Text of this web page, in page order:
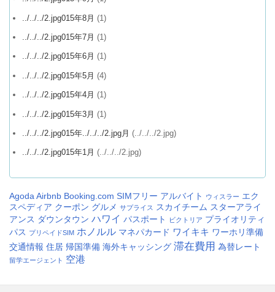
../../../2.jpg015年8月 (1)
../../../2.jpg015年7月 (1)
../../../2.jpg015年6月 (1)
../../../2.jpg015年5月 (4)
../../../2.jpg015年4月 (1)
../../../2.jpg015年3月 (1)
../../../2.jpg015年../../../2.jpg月 (../../../2.jpg)
../../../2.jpg015年1月 (../../../2.jpg)
Agoda Airbnb Booking.com SIMフリー アルバイト ウィスラー エク
スペディア クーポン グルメ サプライス スカイチーム スターアライ
アンス ダウンタウン ハワイ パスポート ビクトリア プライオリティ
パス プリペイドSIM ホノルル マネパカード ワイキキ ワーホリ準備
交通情報 住居 帰国準備 海外キャッシング 滞在費用 為替レート
留学エージェント 空港